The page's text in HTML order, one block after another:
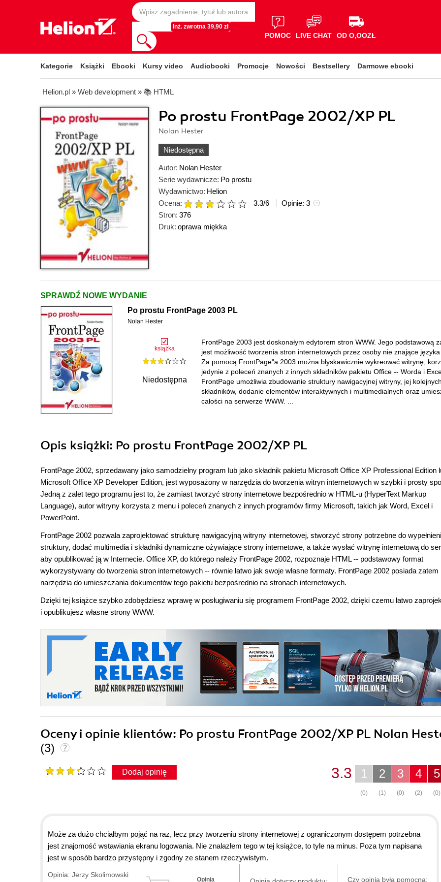
Inż. zwrotna 39,90 zł
POMOC LIVE CHAT OD O,OOZŁ
Kategorie Książki Ebooki Kursy video Audiobooki Promocje Nowości Bestsellery Darmowe ebooki
Helion.pl » Web development » 📚 HTML
Po prostu FrontPage 2002/XP PL
Nolan Hester
Niedostępna
Autor: Nolan Hester
Serie wydawnicze: Po prostu
Wydawnictwo: Helion
Ocena:
3.3/6 Opinie: 3
Stron: 376
Druk: oprawa miękka
SPRAWDŹ NOWE WYDANIE
Po prostu FrontPage 2003 PL
Nolan Hester
książka
Niedostępna
FrontPage 2003 jest doskonałym edytorem stron WWW. Jego podstawową
jest możliwość tworzenia stron internetowych przez osoby nie znające
Za pomocą FrontPage"a 2003 można błyskawicznie wykreować witrynę,
jedynie z poleceń znanych z innych składników pakietu Office -- Worda i
FrontPage umożliwia zbudowanie struktury nawigacyjnej witryny, jej
składników, dodanie elementów interaktywnych i multimedialnych oraz
całości na serwerze WWW. ...
Opis książki: Po prostu FrontPage 2002/XP PL
FrontPage 2002, sprzedawany jako samodzielny program lub jako składnik pakietu Microsoft Office XP Professional Edition
Microsoft Office XP Developer Edition, jest wyposażony w narzędzia do tworzenia witryn internetowych w szybki i prosty
Jedną z zalet tego programu jest to, że zamiast tworzyć strony internetowe bezpośrednio w HTML-u (HyperText Markup
Language), autor witryny korzysta z menu i poleceń znanych z innych programów firmy Microsoft, takich jak Word, Excel i
PowerPoint.
FrontPage 2002 pozwala zaprojektować strukturę nawigacyjną witryny internetowej, stworzyć strony potrzebne do
struktury, dodać multimedia i składniki dynamiczne ożywiające strony internetowe, a także wysłać witrynę internetową do
aby opublikować ją w Internecie. Office XP, do którego należy FrontPage 2002, rozpoznaje HTML -- podstawowy format
wykorzystywany do tworzenia stron internetowych -- równie łatwo jak swoje własne formaty. FrontPage 2002 posiada zatem
narzędzia do umieszczania dokumentów tego pakietu bezpośrednio na stronach internetowych.
Dzięki tej książce szybko zdobędziesz wprawę w posługiwaniu się programem FrontPage 2002, dzięki czemu łatwo
i opublikujesz własne strony WWW.
Oceny i opinie klientów: Po prostu FrontPage 2002/XP PL Nolan
(3)
Dodaj opinię 5
(0)
4
(2)
3
(0)
2
(1)
1
(0)
3.3
Może za dużo chciałbym pojąć na raz, lecz przy tworzeniu strony internetowej z ograniczonym dostępem potrzebna
jest znajomość wstawiania ekranu logowania. Nie znalazłem tego w tej książce, to tyle na minus. Poza tym napisana
jest w sposób bardzo przystępny i zgodny ze stanem rzeczywistym.
Opinia: Jerzy Skolimowski
Opinia Czy opinia była pomocna: